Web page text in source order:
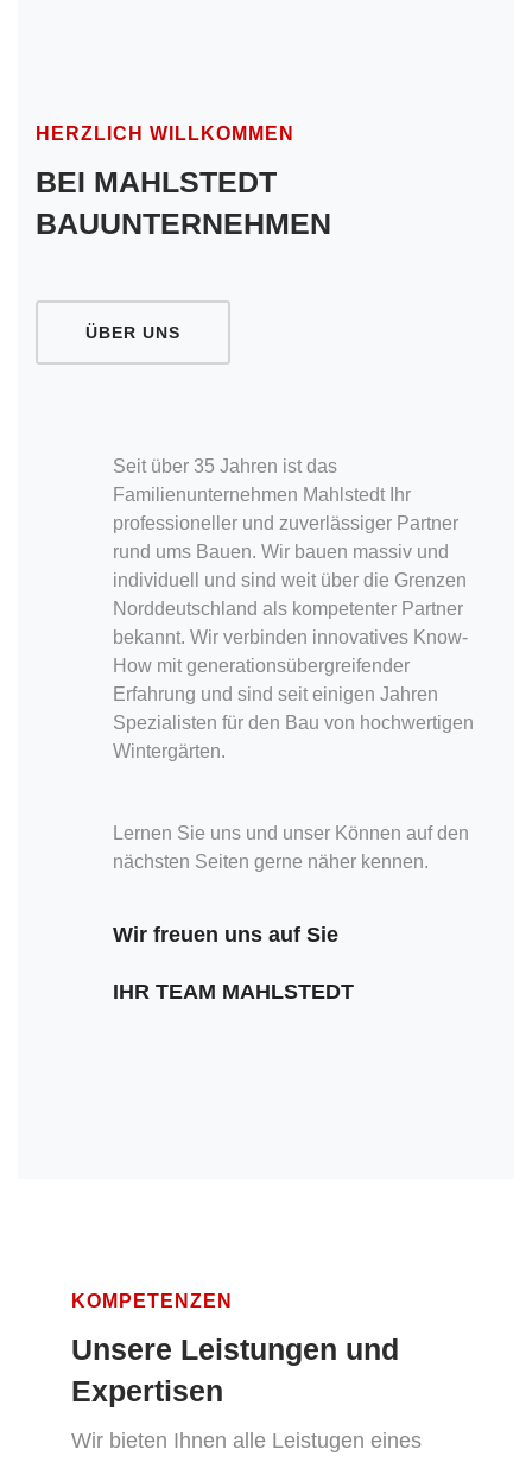
HERZLICH WILLKOMMEN
BEI MAHLSTEDT
BAUUNTERNEHMEN
ÜBER UNS
Seit über 35 Jahren ist das
Familienunternehmen Mahlstedt Ihr
professioneller und zuverlässiger Partner
rund ums Bauen. Wir bauen massiv und
individuell und sind weit über die Grenzen
Norddeutschland als kompetenter Partner
bekannt. Wir verbinden innovatives Know-
How mit generationsübergreifender
Erfahrung und sind seit einigen Jahren
Spezialisten für den Bau von hochwertigen
Wintergärten.
Lernen Sie uns und unser Können auf den
nächsten Seiten gerne näher kennen.
Wir freuen uns auf Sie
IHR TEAM MAHLSTEDT
KOMPETENZEN
Unsere Leistungen und
Expertisen
Wir bieten Ihnen alle Leistugen eines